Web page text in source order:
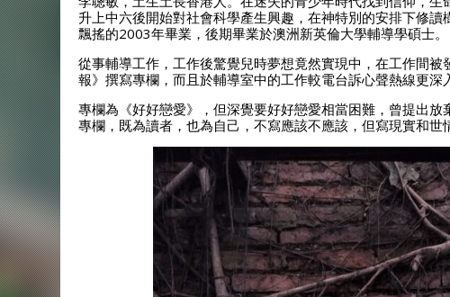
升上中六後開始對社會科學產生興趣，在神特別的安排下修
飄搖的2003年畢業，後期畢業於澳洲新英倫大學輔導學碩士。
從事輔導工作，工作後驚覺兒時夢想竟然實現中，在工作間
報》撰寫專欄，而且於輔導室中的工作較電台訴心聲熱線更深
專欄為《好好戀愛》，但深覺要好好戀愛相當困難，曾提出
專欄，既為讀者，也為自己，不寫應該不應該，但寫現實和世